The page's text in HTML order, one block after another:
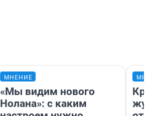
МНЕНИЕ
«Мы видим нового
Нолана»: с каким